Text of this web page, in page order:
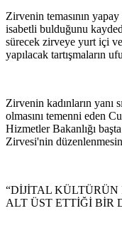
Zirvenin temasının
isabetli bulduğunu
sürecek zirveye yurt içi ve
yapılacak tartışmaların
Zirvenin kadınların yanı
olmasını temenni eden
Hizmetler Bakanlığı
Zirvesi'nin
“DİJİTAL
ALT ÜST ETTİĞİ BİR